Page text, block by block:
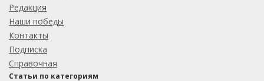
Редакция
Наши победы
Контакты
Подписка
Справочная
Статьи по категориям